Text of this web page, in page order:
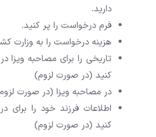
دارید.
فرم درخواست را پر کنید.
هزینه درخواست را به وزارت
تاریخی را برای مصاحبه ویزا
کنید (در صورت لزوم)
در مصاحبه ویزا (در صورت
اطلاعات فرزند خود را برای
کنید (در صورت لزوم)